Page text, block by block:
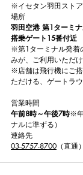
※イセタン羽田ストア
場所
羽田空港 第1ターミ
搭乗ゲート15番付近
※第1ターミナル発着
みが、ご利用いただけ
※店舗は飛行機にご
ただける、ゲートラ
営業時間
午前8時～午後7時※年
ナルに準ずる）
連絡先
03-5757-8700 （直通）